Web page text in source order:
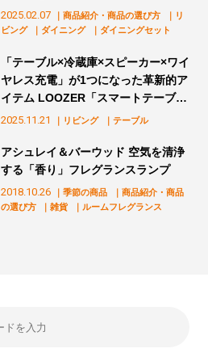
2025.02.07 ｜商品紹介・商品の選び方
｜リ
ビング
｜ダイニング ｜ダイニングセット
2025.11.21 ｜リビング ｜テーブル
「テーブル×冷蔵庫×スピーカー×ワイ
ヤレス充電」が1つになった革新的ア
イテム LOOZER「スマートテーブ
ル」販売スタート！
2018.10.26 ｜季節の商品
｜商品紹介・商品
の選び方
｜雑貨 ｜ルームフレグランス
アシュレイ＆バーウッド 空気を清浄
する「香り」フレグランスランプ